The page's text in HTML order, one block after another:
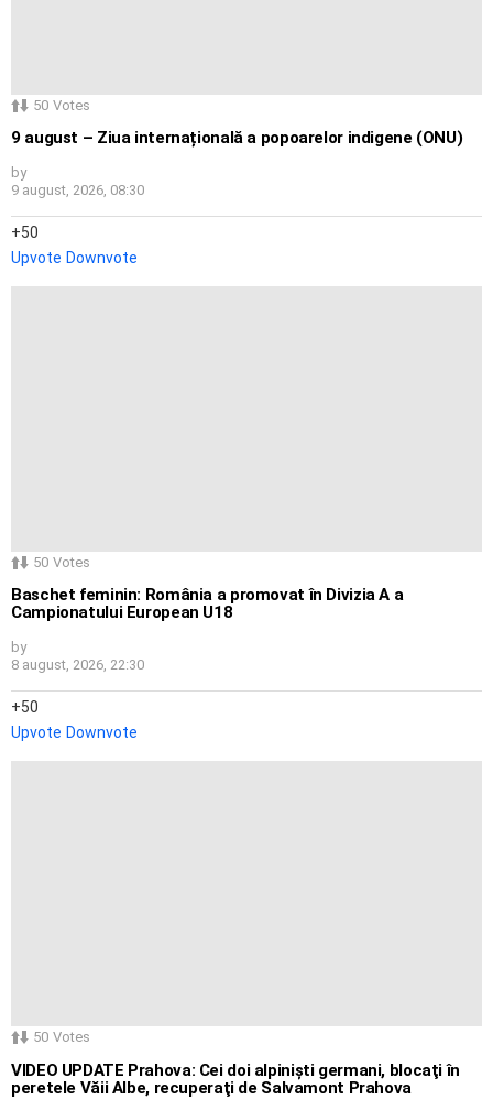
50 Votes
9 august – Ziua internațională a popoarelor indigene (ONU)
by
9 august, 2026, 08:30
50
Upvote Downvote
50 Votes
Baschet feminin: România a promovat în Divizia A a
Campionatului European U18
by
8 august, 2026, 22:30
50
Upvote Downvote
50 Votes
VIDEO UPDATE Prahova: Cei doi alpinişti germani, blocaţi în
peretele Văii Albe, recuperaţi de Salvamont Prahova